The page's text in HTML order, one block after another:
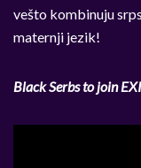
vešto kombinuju
maternji jezik!
Black Serbs to join